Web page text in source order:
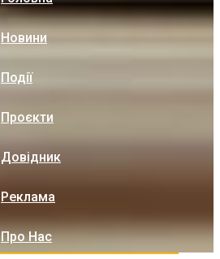
Новини
Події
Проєкти
Довідник
Реклама
Про Нас